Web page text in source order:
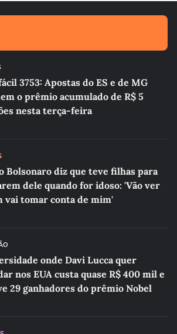
3753: Apostas do ES e de MG
o prêmio acumulado de R$ 5
nesta terça-feira
Bolsonaro diz que teve filhas para
dele quando for idoso: 'Vão ver
vai tomar conta de mim'
onde Davi Lucca quer
nos EUA custa quase R$ 400 mil e
29 ganhadores do prêmio Nobel